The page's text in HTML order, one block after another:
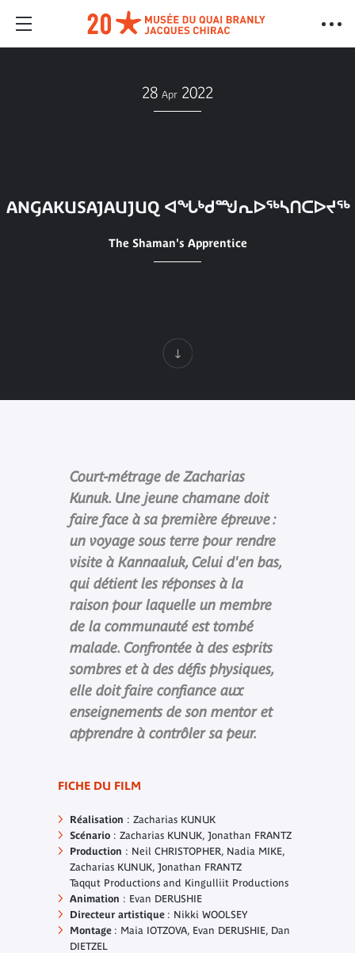
28 Apr 2022
ANGAKUSAJAUJUQ ᐊᖓᒃᑯᙳᕆᐅᖅᓴᑎᑕᐅᔪᖅ
The Shaman's Apprentice
Court-métrage de Zacharias
Kunuk. Une jeune chamane doit
faire face à sa première épreuve :
un voyage sous terre pour rendre
visite à Kannaaluk, Celui d'en bas,
qui détient les réponses à la
raison pour laquelle un membre
de la communauté est tombé
malade. Confrontée à des esprits
sombres et à des défis physiques,
elle doit faire confiance aux
enseignements de son mentor et
apprendre à contrôler sa peur.
FICHE DU FILM
Réalisation : Zacharias KUNUK
Scénario : Zacharias KUNUK, Jonathan FRANTZ
Production : Neil CHRISTOPHER, Nadia MIKE,
Zacharias KUNUK, Jonathan FRANTZ
Taqqut Productions and Kingulliit Productions
Animation : Evan DERUSHIE
Directeur artistique: Nikki WOOLSEY
Montage: Maia IOTZOVA, Evan DERUSHIE, Dan
DIETZEL